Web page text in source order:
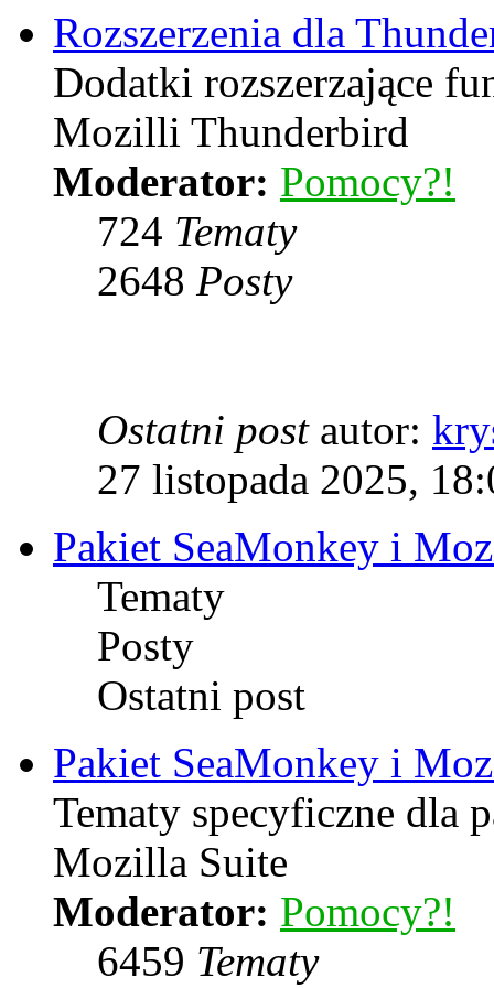
Rozszerzenia dla
Dodatki rozszerzające
Mozilli Thunderbird
Moderator: Pomocy?!
724 Tematy
2648 Posty
Ostatni postautor:
27 listopada 2025,
Pakiet SeaMonkey i
Tematy
Posty
Ostatni post
Pakiet SeaMonkey i
Tematy specyficzne dla
Mozilla Suite
Moderator: Pomocy?!
6459 Tematy